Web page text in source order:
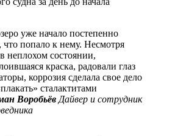
уже начало постепенно
что попало к нему. Несмотря
неплохом состоянии,
краска, радовали глаз
коррозия сделала свое дело
сталактитами
Воробьёв Дайвер и сотрудник